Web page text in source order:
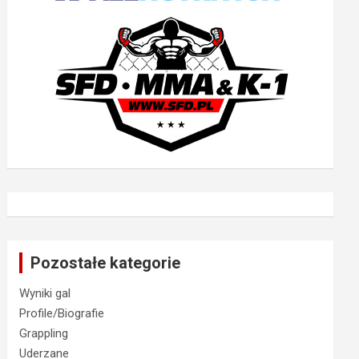
Pozostałe kategorie
Wyniki gal
Profile/Biografie
Grappling
Uderzane